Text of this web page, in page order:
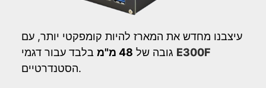
עיצבנו מחדש את המארז להיות קומפקטי יותר, עם
גובה של 48 מ"מ
E300F
הסטנדרטיים.